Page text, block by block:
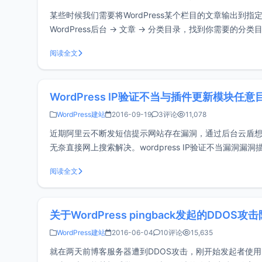
某些时候我们需要将WordPress某个栏目的文章输出到指
WordPress后台 -> 文章 -> 分类目录，找到你需要的分类
阅读全文
WordPress IP验证不当与插件更新模块任意
WordPress建站 2016-09-19 3评论 11,078
近期阿里云不断发短信提示网站存在漏洞，通过后台云盾
无奈直接网上搜索解决。wordpress IP验证不当漏洞漏
阅读全文
关于WordPress pingback发起的DDOS攻击
WordPress建站 2016-06-04 10评论 15,635
就在两天前博客服务器遭到DDOS攻击，刚开始发起者使